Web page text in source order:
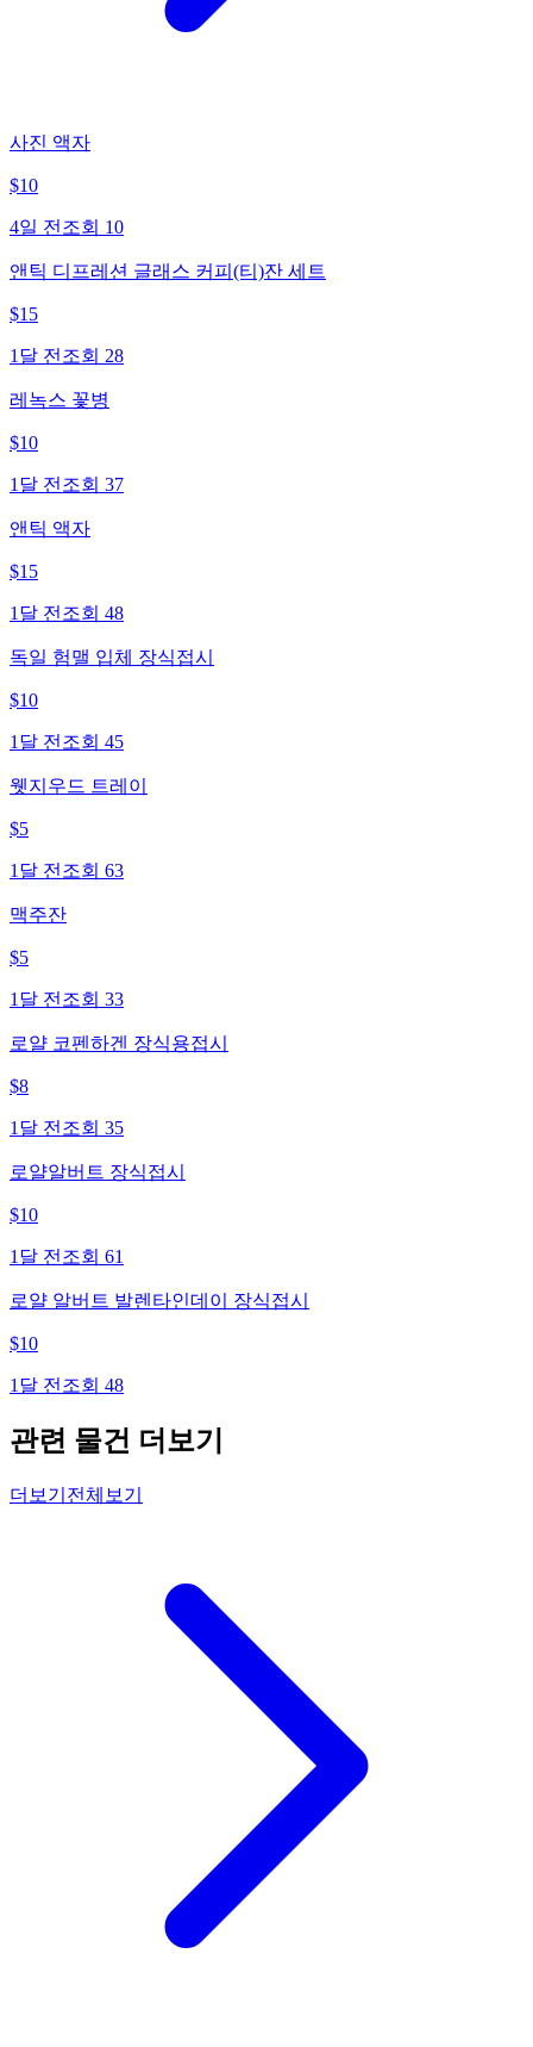
사진 액자
$10
4일 전 조회 10
앤틱 디프레션 글래스 커피(티)잔 세트
$15
1달 전 조회 28
레녹스 꽃병
$10
1달 전 조회 37
앤틱 액자
$15
1달 전 조회 48
독일 험맬 입체 장식접시
$10
1달 전 조회 45
웻지우드 트레이
$5
1달 전 조회 63
맥주잔
$5
1달 전 조회 33
로얄 코펜하겐 장식용접시
$8
1달 전 조회 35
로얄알버트 장식접시
$10
1달 전 조회 61
로얄 알버트 발렌타인데이 장식접시
$10
1달 전 조회 48
관련 물건 더보기
더보기 전체보기